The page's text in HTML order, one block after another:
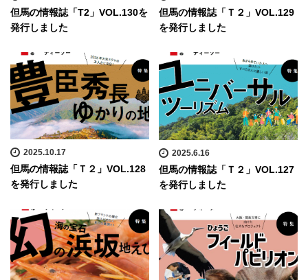
但馬の情報誌「T2」VOL.130を
発行しました
但馬の情報誌「Ｔ２」VOL.129
を発行しました
2025.10.17
但馬の情報誌「Ｔ２」VOL.128
を発行しました
2025.6.16
但馬の情報誌「Ｔ２」VOL.127
を発行しました